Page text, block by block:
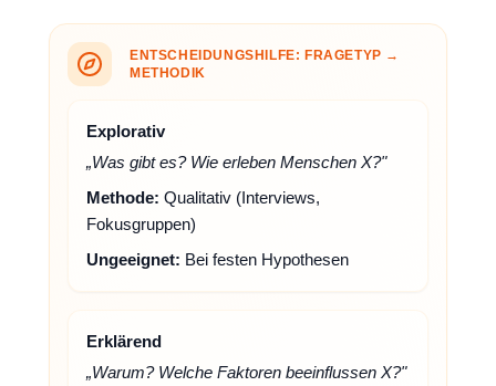
ENTSCHEIDUNGSHILFE: FRAGETYP →
METHODIK
Explorativ
„Was gibt es? Wie erleben Menschen X?"
Methode: Qualitativ (Interviews,
Fokusgruppen)
Ungeeignet: Bei festen Hypothesen
Erklärend
„Warum? Welche Faktoren beeinflussen X?"